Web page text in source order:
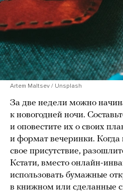
Artem Maltsev / Unsplash
За две недели можно
к новогодней ночи.
и оповестите их о своих
и формат вечеринки. Когда
свое присутствие,
Кстати, вместо онлайн-
использовать бумажные
в книжном или сделанные